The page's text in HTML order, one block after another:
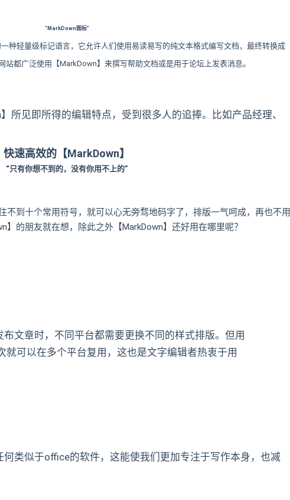
“MarkDown图标”
种轻量级标记语言，它允许人们使用易读易写的纯文本格式编写文档，最终转换成
都广泛使用【MarkDown】来撰写帮助文档或是用于论坛上发表消息。
所见即所得的编辑特点，受到很多人的追捧。比如产品经理、
快速高效的【MarkDown】
“只有你想不到的，没有你用不上的”
不到十个常用符号，就可以心无旁骛地码字了，排版一气呵成，再也不用
】的朋友就在想，除此之外【MarkDown】还好用在哪里呢？
文章时，不同平台都需要更换不同的样式排版。但用
就可以在多个平台复用，这也是文字编辑者热衷于用
类似于office的软件，这能使我们更加专注于写作本身，也减